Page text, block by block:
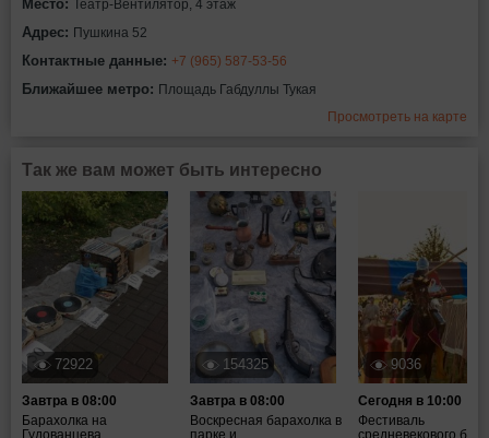
Место: Театр-Вентилятор, 4 этаж
Адрес: Пушкина 52
Контактные данные: +7 (965) 587-53-56
Ближайшее метро: Площадь Габдуллы Тукая
Просмотреть на карте
Так же вам может быть интересно
72922
Завтра в 08:00
Барахолка на
Гудованцева
154325
Завтра в 08:00
Воскресная барахолка в
парке и...
9036
Сегодня в 10:00
Фестиваль
средневекового боя